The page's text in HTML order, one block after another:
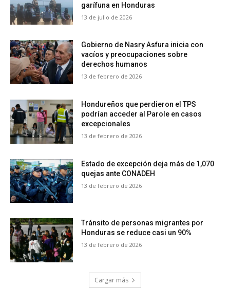
garífuna en Honduras
13 de julio de 2026
Gobierno de Nasry Asfura inicia con
vacíos y preocupaciones sobre
derechos humanos
13 de febrero de 2026
Hondureños que perdieron el TPS
podrían acceder al Parole en casos
excepcionales
13 de febrero de 2026
Estado de excepción deja más de 1,070
quejas ante CONADEH
13 de febrero de 2026
Tránsito de personas migrantes por
Honduras se reduce casi un 90%
13 de febrero de 2026
Cargar más